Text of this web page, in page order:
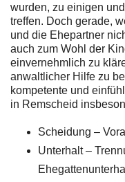
wurden, zu einigen
treffen. Doch gerade,
und die Ehepartner
auch zum Wohl der
einvernehmlich zu
anwaltlicher Hilfe zu
kompetente und
in Remscheid
Scheidung –
Unterhalt –